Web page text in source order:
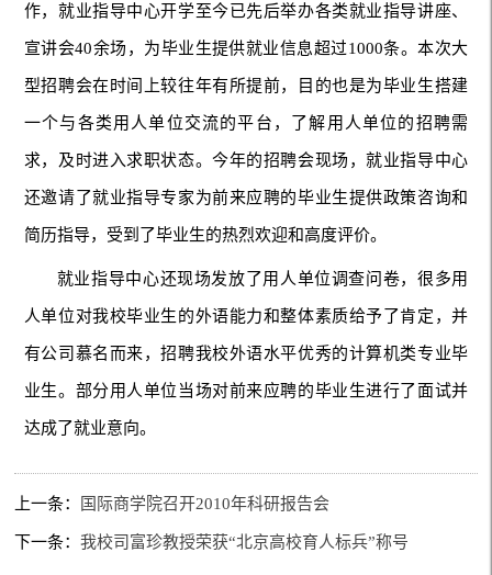
作，就业指导中心开学至今已先后举办各类就业指导讲座、
宣讲会40余场，为毕业生提供就业信息超过1000条。本次大
型招聘会在时间上较往年有所提前，目的也是为毕业生搭建
一个与各类用人单位交流的平台，了解用人单位的招聘需
求，及时进入求职状态。今年的招聘会现场，就业指导中心
还邀请了就业指导专家为前来应聘的毕业生提供政策咨询和
简历指导，受到了毕业生的热烈欢迎和高度评价。
就业指导中心还现场发放了用人单位调查问卷，很多用
人单位对我校毕业生的外语能力和整体素质给予了肯定，并
有公司慕名而来，招聘我校外语水平优秀的计算机类专业毕
业生。部分用人单位当场对前来应聘的毕业生进行了面试并
达成了就业意向。
上一条： 国际商学院召开2010年科研报告会
下一条：我校司富珍教授荣获“北京高校育人标兵”称号